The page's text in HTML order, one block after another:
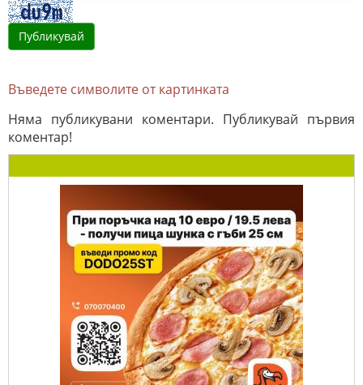
Въведете символите от картинката
Няма публикувани коментари. Публикувай първия
коментар!